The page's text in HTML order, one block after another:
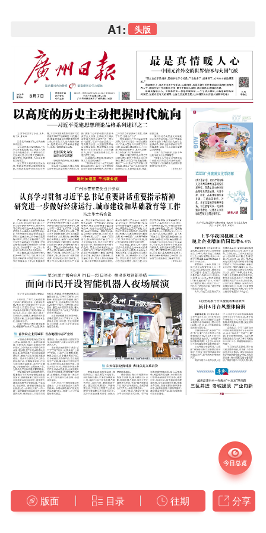
A1: 头版
版面 目录 往期 分享